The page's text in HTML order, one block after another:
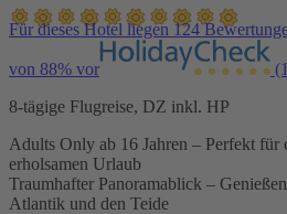
Für dieses Hotel liegen 124
von 88% vor
8-tägige Flugreise, DZ inkl. HP
Adults Only ab 16 Jahren – Perfekt für
erholsamen Urlaub
Traumhafter Panoramablick –
Atlantik und den Teide